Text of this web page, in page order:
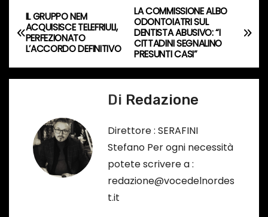
r
s
o
…
N
a
v
LA COMMISSIONE ALBO
ODONTOIATRI SUL
DENTISTA ABUSIVO: “I
CITTADINI SEGNALINO
PRESUNTI CASI”
IL GRUPPO NEM
ACQUISISCE TELEFRIULI,
PERFEZIONATO
L’ACCORDO DEFINITIVO
Di Redazione
Direttore : SERAFINI
Stefano Per ogni necessità
potete scrivere a :
redazione@vocedelnordes
t.it